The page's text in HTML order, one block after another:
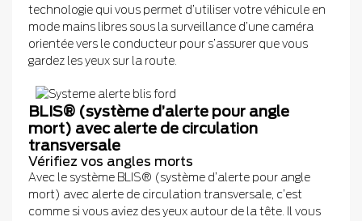
technologie qui vous permet d’utiliser votre véhicule en
mode mains libres sous la surveillance d’une caméra
orientée vers le conducteur pour s’assurer que vous
gardez les yeux sur la route.
BLIS® (système d’alerte pour angle
mort) avec alerte de circulation
transversale
Vérifiez vos angles morts
Avec le système BLIS® (système d’alerte pour angle
mort) avec alerte de circulation transversale, c’est
comme si vous aviez des yeux autour de la tête. Il vous